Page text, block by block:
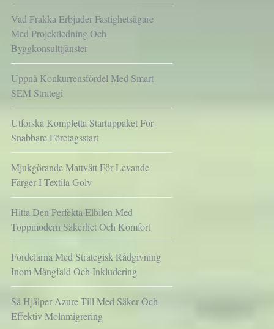
Vad Frakka Erbjuder Fastighetsägare
Med Projektledning Och
Byggkonsulttjänster
Uppnå Konkurrensfördel Med Smart
SEM Strategi
Utforska Kompletta Startuppaket För
Snabbare Företagsstart
Mjukgörande Mattvätt För Levande
Färger I Textila Golv
Hitta Den Perfekta Elbilen Med
Toppmodern Säkerhet Och Komfort
Fördelarna Med Strategisk Rådgivning
Inom Mångfald Och Inkludering
Så Hjälper Azure Till Med Säker Och
Effektiv Molnmigrering